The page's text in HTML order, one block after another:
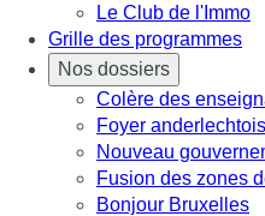
Le Club de l'Immo
Grille des programmes
Nos dossiers
Colère des
Foyer anderlechtois
Nouveau
Fusion des zones
Bonjour Bruxelles